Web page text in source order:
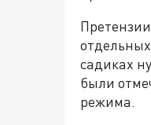
садиках
были
режима.